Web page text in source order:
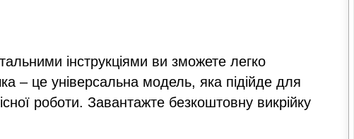
інструкціями ви зможете легко
– це універсальна модель, яка підійде для
роботи. Завантажте безкоштовну викрійку